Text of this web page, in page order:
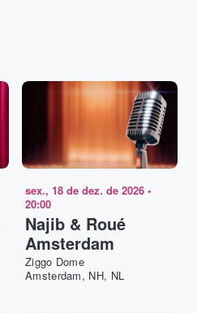
sex., 18 de dez. de 2026 •
20:00
Najib & Roué
Amsterdam
Ziggo Dome
Amsterdam, NH, NL